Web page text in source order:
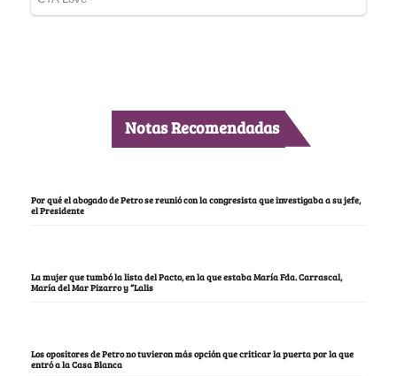
Notas Recomendadas
Por qué el abogado de Petro se reunió con la congresista que investigaba a su jefe,
el Presidente
La mujer que tumbó la lista del Pacto, en la que estaba María Fda. Carrascal,
María del Mar Pizarro y “Lalis
Los opositores de Petro no tuvieron más opción que criticar la puerta por la que
entró a la Casa Blanca